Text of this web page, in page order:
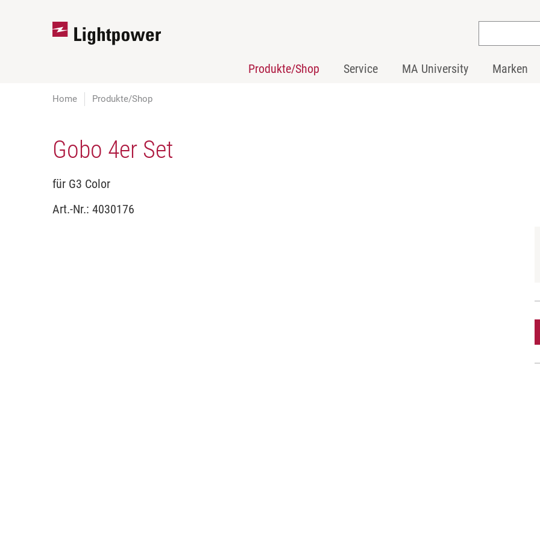
Produkte/Shop Service MA University Marken
Home Produkte/Shop
Gobo 4er Set
für G3 Color
Art.-Nr.: 4030176